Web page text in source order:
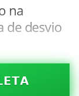
na
de desvio